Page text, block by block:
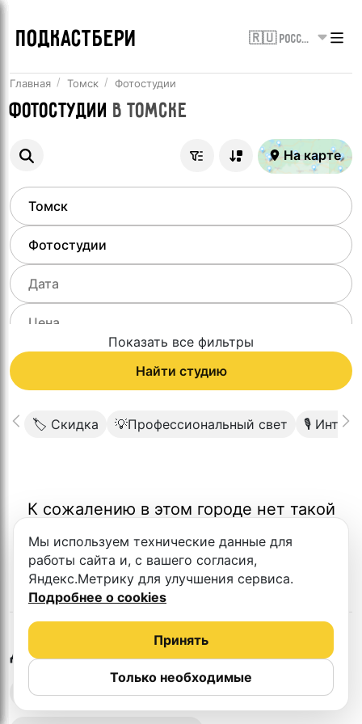
ПОДКАСТБЕРИ 🇷🇺 Россия
Главная Томск Фотостудии
Фотостудии вТомске
На карте
Показать все фильтры
Найти студию
🏷 Скидка 💡Профессиональный свет 🎙
К сожалению в этом городе нет такой
Другие студии в Томске
Выездная запись подкастов
Мы используем технические данные для
работы сайта и, с вашего согласия,
Яндекс.Метрику для улучшения сервиса.
Подробнее о cookies
Только необходимые
Принять